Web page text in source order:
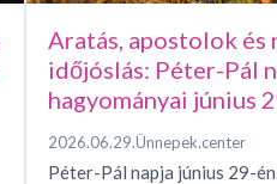
Aratás, apostolok és
időjóslás: Péter-Pál
hagyományai június
2026.06.29.Ünnepek.center
Péter-Pál napja június 29-